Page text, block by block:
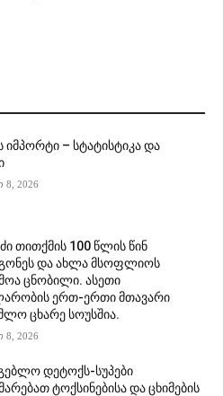
იმპორტი – სტატისტიკა და
8, 2026
თითქმის 100 წლის წინ
და ახლა მსოფლიოს
ცნობილი. ასეთი
ერთ-ერთი მთავარი
ცხარე სოუსშია.
8, 2026
დეტოქს-სუპები
ტოქსინებისა და ცხიმების